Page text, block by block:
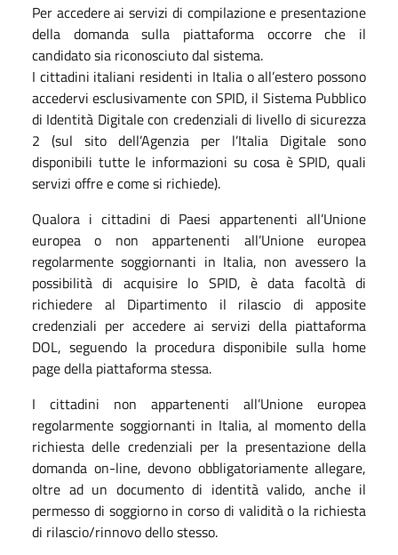
Per accedere ai servizi di compilazione e presentazione
della domanda sulla piattaforma occorre che il
candidato sia riconosciuto dal sistema.
I cittadini italiani residenti in Italia o all’estero possono
accedervi esclusivamente con SPID, il Sistema Pubblico
di Identità Digitale con credenziali di livello di sicurezza
2 (sul sito dell’Agenzia per l’Italia Digitale sono
disponibili tutte le informazioni su cosa è SPID, quali
servizi offre e come si richiede).
Qualora i cittadini di Paesi appartenenti all’Unione
europea o non appartenenti all’Unione europea
regolarmente soggiornanti in Italia, non avessero la
possibilità di acquisire lo SPID, è data facoltà di
richiedere al Dipartimento il rilascio di apposite
credenziali per accedere ai servizi della piattaforma
DOL, seguendo la procedura disponibile sulla home
page della piattaforma stessa.
I cittadini non appartenenti all’Unione europea
regolarmente soggiornanti in Italia, al momento della
richiesta delle credenziali per la presentazione della
domanda on-line, devono obbligatoriamente allegare,
oltre ad un documento di identità valido, anche il
permesso di soggiorno in corso di validità o la richiesta
di rilascio/rinnovo dello stesso.